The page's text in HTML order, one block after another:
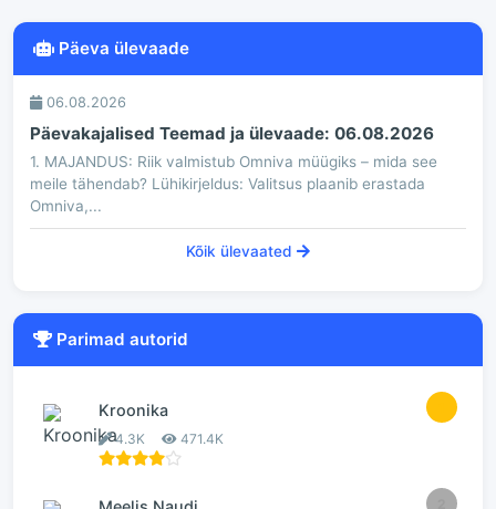
Päeva ülevaade
06.08.2026
Päevakajalised Teemad ja ülevaade: 06.08.2026
1. MAJANDUS: Riik valmistub Omniva müügiks – mida see
meile tähendab? Lühikirjeldus: Valitsus plaanib erastada
Omniva,...
Kõik ülevaated
Parimad autorid
Kroonika
4.3K 471.4K